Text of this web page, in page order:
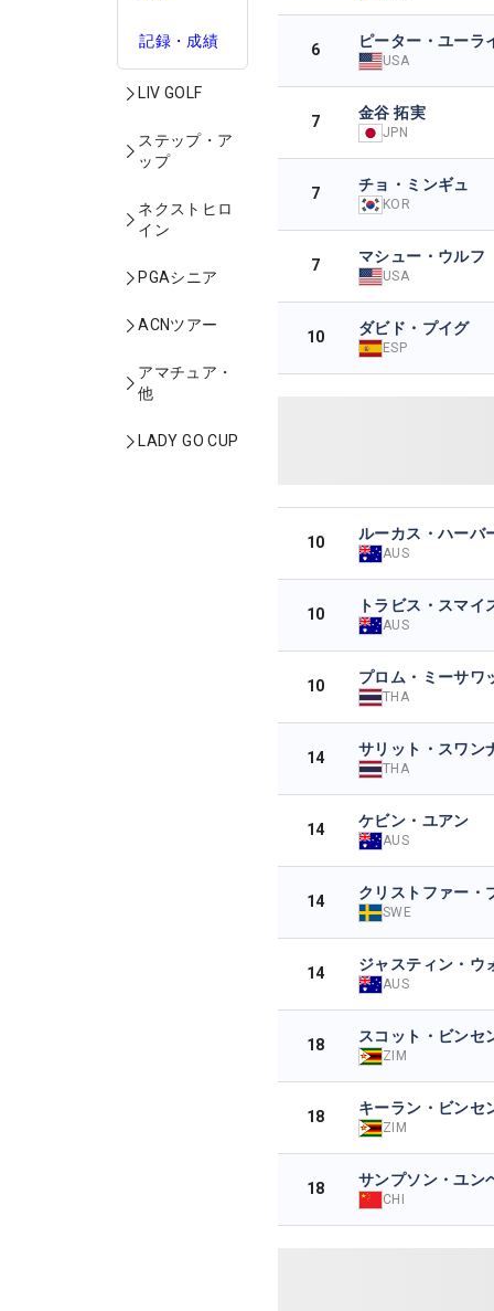
記録・成績
LIV GOLF
ステップ・ア
ップ
ネクストヒロ
イン
PGAシニア
ACNツアー
アマチュア・
他
LADY GO CUP
6 ピーター・ユーラ
USA
7 金谷 拓実
JPN
7 チョ・ミンギュ
KOR
7 マシュー・ウルフ
USA
10 ダビド・プイグ
ESP
10 ルーカス・ハーバ
AUS
10 トラビス・スマイ
AUS
10 プロム・ミーサワ
THA
14 サリット・スワン
THA
14 ケビン・ユアン
AUS
14 クリストファー・
SWE
14 ジャスティン・ウ
AUS
18 スコット・ビンセ
ZIM
18 キーラン・ビンセ
ZIM
18 サンプソン・ユン
CHI